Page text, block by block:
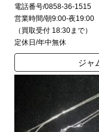
電話番号/0858-36-1515
営業時間/朝9:00-夜19:00
（買取受付 18:30まで）
定休日/年中無休
ジャ